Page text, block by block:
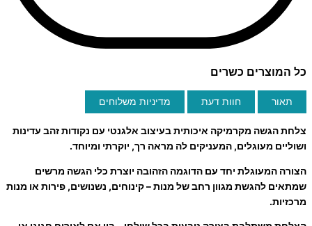
כל המוצרים כשרים
תאור חוות דעת מדיניות משלוחים
צלחת הגשה מקרמיקה איכותית בעיצוב אלגנטי עם נקודות זהב עדינות
ושוליים מעוגלים, המעניקים לה מראה רך, יוקרתי ומיוחד.
הצורה המעוגלת יחד עם הדוגמה הזהובה יוצרת כלי הגשה מרשים
שמתאים להגשת מגוון רחב של מנות – קינוחים, נשנושים, פירות או מנות
מרכזיות.